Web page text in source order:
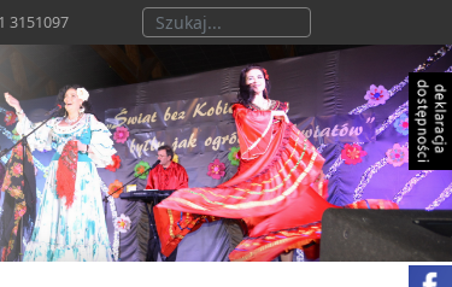
3151097 Szukaj...